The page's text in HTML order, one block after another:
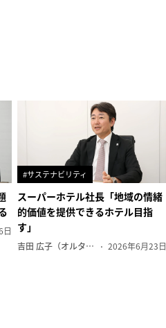
日
#サステナビリティ
スーパーホテル社長「地域の情緒
的価値を提供できるホテル目指
す」
吉田 広子（オルタナ輪番編集長） 2026年6月23日